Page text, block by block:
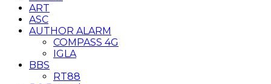
ART
ASC
AUTHOR ALARM
COMPASS 4G
IGLA
BBS
RT88